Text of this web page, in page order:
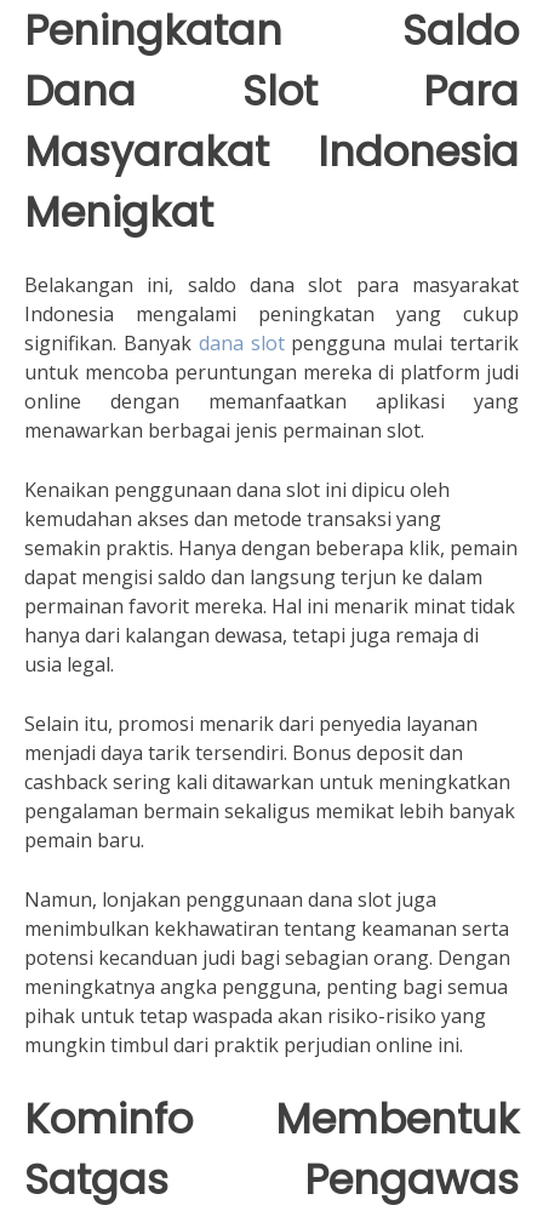
Peningkatan Saldo
Dana Slot Para
Masyarakat Indonesia
Menigkat
Belakangan ini, saldo dana slot para masyarakat
Indonesia mengalami peningkatan yang cukup
signifikan. Banyak dana slotpengguna mulai tertarik
untuk mencoba peruntungan mereka di platform judi
online dengan memanfaatkan aplikasi yang
menawarkan berbagai jenis permainan slot.
Kenaikan penggunaan dana slot ini dipicu oleh
kemudahan akses dan metode transaksi yang
semakin praktis. Hanya dengan beberapa klik, pemain
dapat mengisi saldo dan langsung terjun ke dalam
permainan favorit mereka. Hal ini menarik minat tidak
hanya dari kalangan dewasa, tetapi juga remaja di
usia legal.
Selain itu, promosi menarik dari penyedia layanan
menjadi daya tarik tersendiri. Bonus deposit dan
cashback sering kali ditawarkan untuk meningkatkan
pengalaman bermain sekaligus memikat lebih banyak
pemain baru.
Namun, lonjakan penggunaan dana slot juga
menimbulkan kekhawatiran tentang keamanan serta
potensi kecanduan judi bagi sebagian orang. Dengan
meningkatnya angka pengguna, penting bagi semua
pihak untuk tetap waspada akan risiko-risiko yang
mungkin timbul dari praktik perjudian online ini.
Kominfo Membentuk
Satgas Pengawas